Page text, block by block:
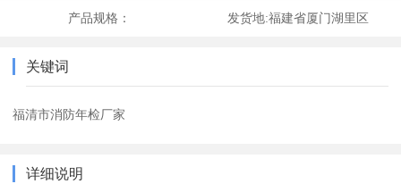
产品规格： 发货地:福建省厦门湖里区
关键词
福清市消防年检厂家
详细说明